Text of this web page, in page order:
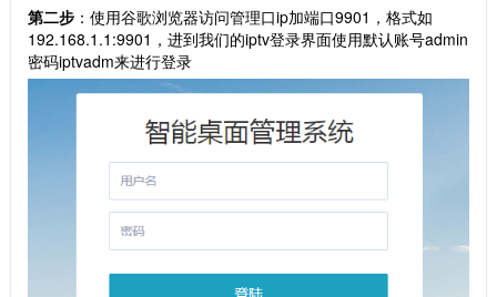
第二步 ：使用谷歌浏览器访问管理口ip加端口9901，格式如
192.168.1.1:9901，进到我们的iptv登录界面使用默认账号admin
密码iptvadm来进行登录